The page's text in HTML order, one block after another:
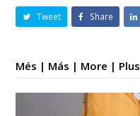
Tweet Share
Més | Más | More | Plus